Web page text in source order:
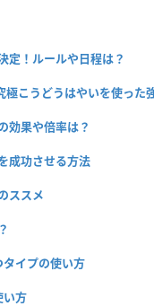
定！ルールや日程は？
こうどうはやいを使った
効果や倍率は？
成功させる方法
ススメ
イプの使い方
い方